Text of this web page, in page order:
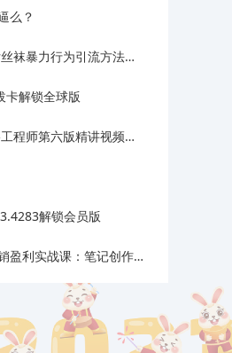
么？
周1w 粉，使用方便小白可做，躺着赚钱视频收益
卡解锁全球版
频、PDF课件、直播回放、华为配置专题
解锁会员版
记创作素材拍摄，从起号到运营全链路实操